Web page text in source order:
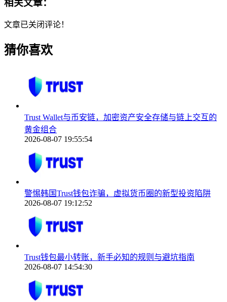
相关文章：
文章已关闭评论！
猜你喜欢
Trust Wallet与币安链，加密资产安全存储与链上交互的
黄金组合
2026-08-07 19:55:54
警惕韩国Trust钱包诈骗，虚拟货币圈的新型投资陷阱
2026-08-07 19:12:52
Trust钱包最小转账，新手必知的规则与避坑指南
2026-08-07 14:54:30